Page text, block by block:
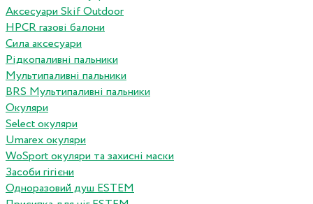
Аксесуари Skif Outdoor
HPCR газові балони
Сила аксесуари
Рідкопаливні пальники
Мультипаливні пальники
BRS Мультипаливні пальники
Окуляри
Select окуляри
Umarex окуляри
WoSport окуляри та захисні маски
Засоби гігієни
Одноразовий душ ESTEM